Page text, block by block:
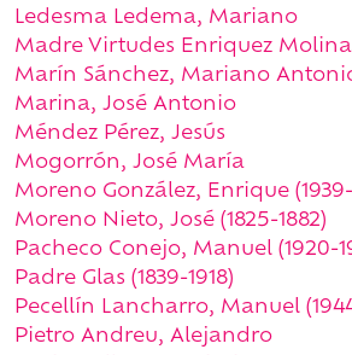
Ledesma Ledema, Mariano
Madre Virtudes Enriquez Molina
Marín Sánchez, Mariano
Marina, José Antonio
Méndez Pérez, Jesús
Mogorrón, José María
Moreno González, Enrique
Moreno Nieto, José (1825-1882)
Pacheco Conejo, Manuel (1920-
Padre Glas (1839-1918)
Pecellín Lancharro, Manuel
Pietro Andreu, Alejandro